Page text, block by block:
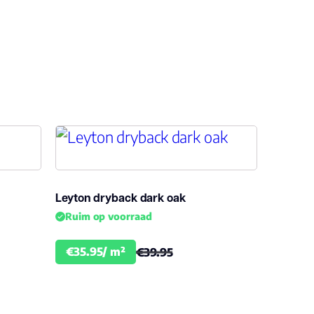
Leyton dryback dark oak
Ruim op voorraad
€35.95/ m² €39.95